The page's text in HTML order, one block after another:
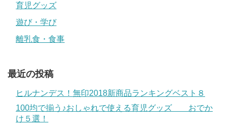
育児グッズ
遊び・学び
離乳食・食事
最近の投稿
ヒルナンデス！無印2018新商品ランキングベスト８
100均で揃う♪おしゃれで使える育児グッズ おでか
け５選！